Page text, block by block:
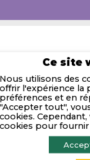
Activités
Leader européen
entreprises dans
projets d’avenir,
expérimentés pour
Ce site
Nous utilisons des
offrir l'expérience la
préférences et en
"Accepter tout",
cookies.
cookies pour